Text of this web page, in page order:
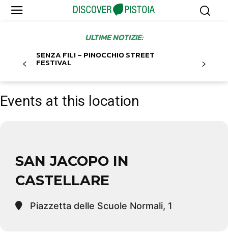
ULTIME NOTIZIE:
SENZA FILI – PINOCCHIO STREET
FESTIVAL
Events at this location
SAN JACOPO IN
CASTELLARE
Piazzetta delle Scuole Normali, 1